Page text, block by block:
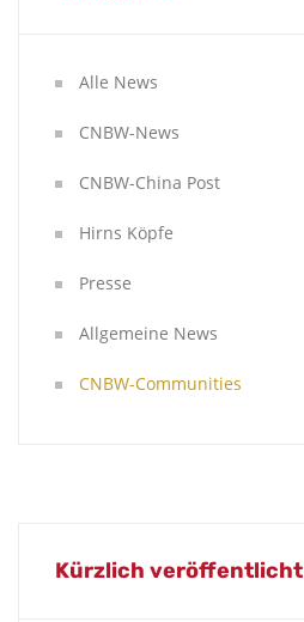
Alle News
CNBW-News
CNBW-China Post
Hirns Köpfe
Presse
Allgemeine News
CNBW-Communities
Kürzlich veröffentlicht